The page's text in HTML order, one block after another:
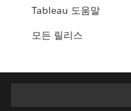
Tableau 도움말
모든 릴리스